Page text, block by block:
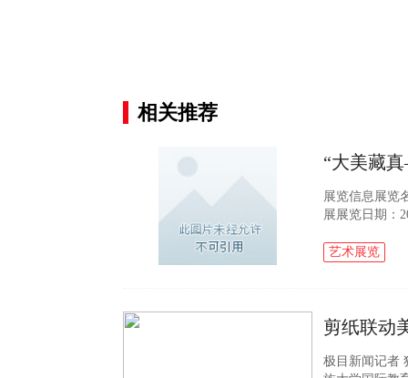
相关推荐
展览信息展览
展展览日期：
典藏工作，...
艺术展览
极目新闻记者